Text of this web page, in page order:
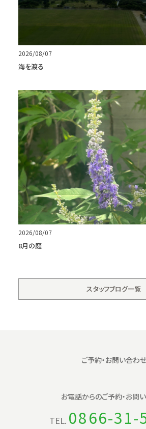
2026/08/07
海を渡る
2026/08/07
8月の庭
スタッフブログ一覧
ご予約・お問い合わせ
お電話からのご予約・お問
TEL. 0866-31-